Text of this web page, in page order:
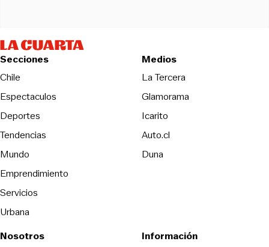
Secciones
Chile
Espectaculos
Deportes
Tendencias
Mundo
Emprendimiento
Servicios
Urbana
Medios
La TerceraOpens in new
Glamorama
Icarito
Auto.cl
DunaOpens in new window
Nosotros
Información